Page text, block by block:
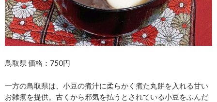
鳥取県 価格：750円
一方の鳥取県は、小豆の煮汁に柔らかく煮た丸餅を入れる甘い
お雑煮を提供。古くから邪気を払うとされている小豆をふんだ